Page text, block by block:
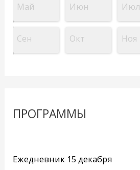
Май Июн Июл
Сен Окт Ноя
ПРОГРАММЫ
Ежедневник 15 декабря